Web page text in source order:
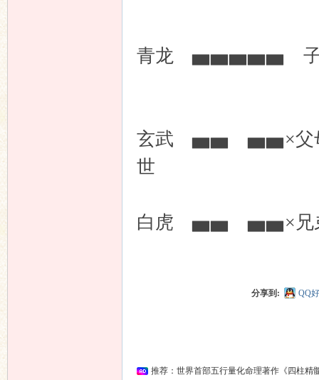
青龙 ▅▅▅▅▅ 子
玄武 ▅▅ ▅▅×
世
白虎 ▅▅ ▅▅×
分享到: QQ
推荐：世界首部五行量化命理著作《四柱精